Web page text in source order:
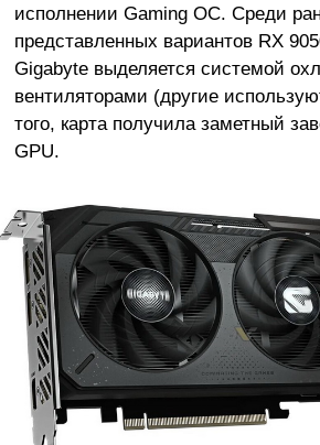
исполнении Gaming OC. Среди
представленных вариантов RX
Gigabyte выделяется системой
вентиляторами (другие
того, карта получила заметный
GPU.